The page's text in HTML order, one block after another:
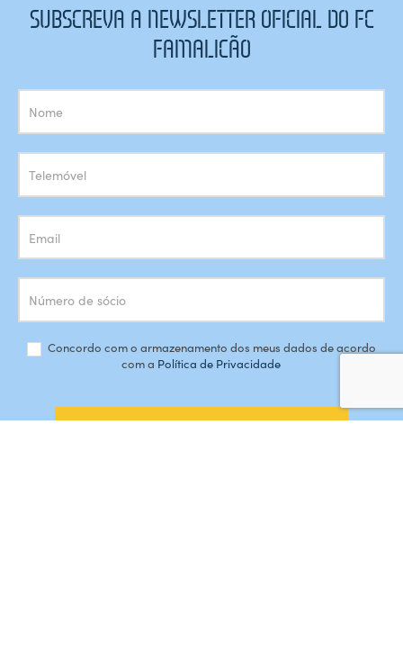
SUBSCREVA A NEWSLETTER OFICIAL DO FC
FAMALICÃO
Subscrição
Newsletter
Concordo com o armazenamento dos meus dados de acordo
com a Política de Privacidade
SUBSCREVER